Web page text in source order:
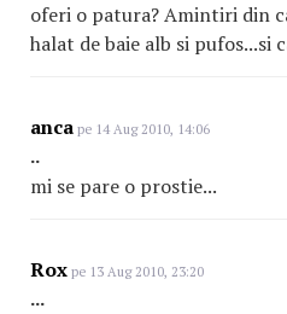
oferi o patura? Amintiri din
halat de baie alb si pufos...si
anca pe 14 Aug 2010, 14:06
..
mi se pare o prostie...
Rox pe 13 Aug 2010, 23:20
...